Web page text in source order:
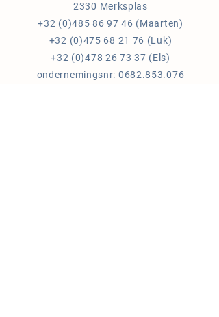
2330 Merksplas
+32 (0)485 86 97 46 (Maarten)
+32 (0)475 68 21 76 (Luk)
+32 (0)478 26 73 37 (Els)
ondernemingsnr: 0682.853.076